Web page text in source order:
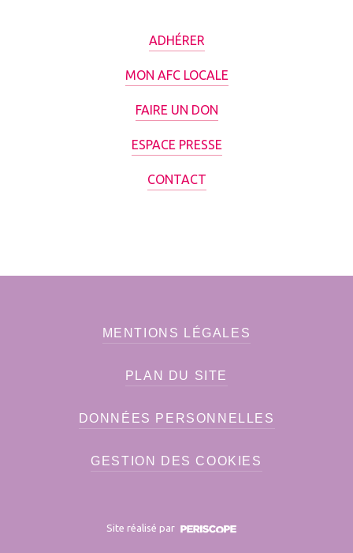
ADHÉRER
MON AFC LOCALE
FAIRE UN DON
ESPACE PRESSE
CONTACT
MENTIONS LÉGALES
PLAN DU SITE
DONNÉES PERSONNELLES
GESTION DES COOKIES
Site réalisé par